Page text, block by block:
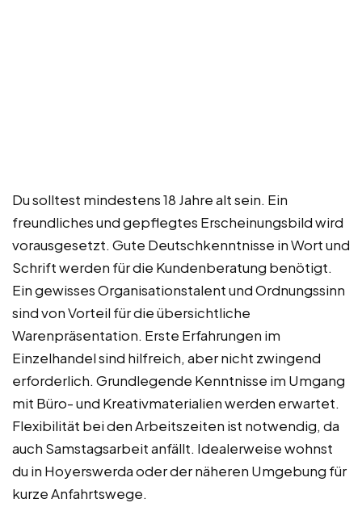
Du solltest mindestens 18 Jahre alt sein. Ein
freundliches und gepflegtes Erscheinungsbild wird
vorausgesetzt. Gute Deutschkenntnisse in Wort und
Schrift werden für die Kundenberatung benötigt.
Ein gewisses Organisationstalent und Ordnungssinn
sind von Vorteil für die übersichtliche
Warenpräsentation. Erste Erfahrungen im
Einzelhandel sind hilfreich, aber nicht zwingend
erforderlich. Grundlegende Kenntnisse im Umgang
mit Büro- und Kreativmaterialien werden erwartet.
Flexibilität bei den Arbeitszeiten ist notwendig, da
auch Samstagsarbeit anfällt. Idealerweise wohnst
du in Hoyerswerda oder der näheren Umgebung für
kurze Anfahrtswege.